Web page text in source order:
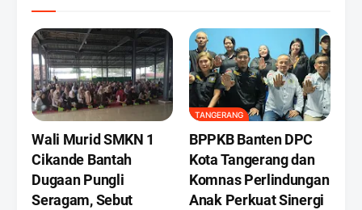
Wali Murid SMKN 1
Cikande Bantah
Dugaan Pungli
Seragam, Sebut
TANGERANG
BPPKB Banten DPC
Kota Tangerang dan
Komnas Perlindungan
Anak Perkuat Sinergi